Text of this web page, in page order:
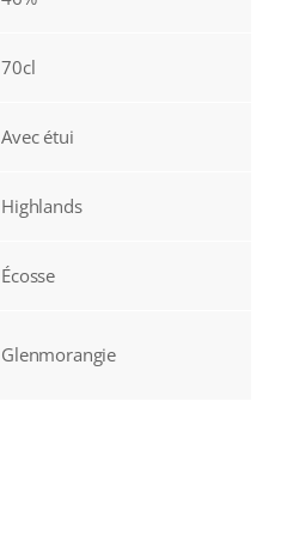
70cl
Avec étui
Highlands
Écosse
Glenmorangie